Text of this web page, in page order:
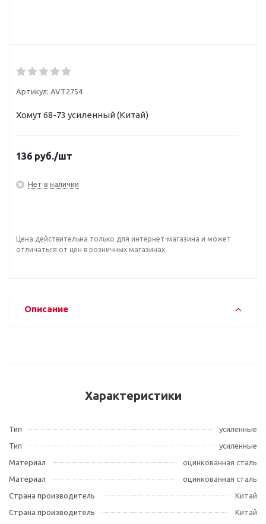
Артикул: AVT2754
Хомут 68-73 усиленный (Китай)
136 руб./шт
Нет в наличии
Цена действительна только для интернет-магазина и может
отличаться от цен в розничных магазинах
Описание
Характеристики
Тип
усиленные
Тип
усиленные
Материал
оцинкованная сталь
Материал
оцинкованная сталь
Страна производитель
Китай
Страна производитель
Китай